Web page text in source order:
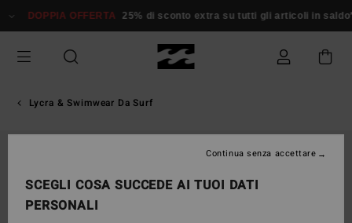
alle
prodotto
DOPPIA OFFERTA 25% di sconto extra su tutti gli articoli in
Lycra & Swimwear Da Surf
SCEGLI COSA SUCCEDE AI TUOI DATI
PERSONALI
Continua senza accettare